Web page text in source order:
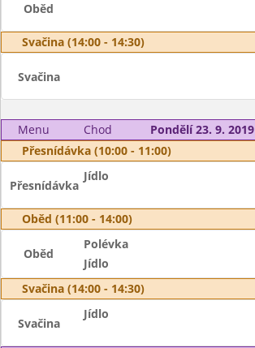
Oběd
Svačina (14:00 - 14:30)
Svačina
Menu Chod
Pondělí 23. 9. 2019
Přesnídávka (10:00 - 11:00)
Přesnídávka
Jídlo
Oběd (11:00 - 14:00)
Oběd
Polévka
Jídlo
Svačina (14:00 - 14:30)
Svačina
Jídlo